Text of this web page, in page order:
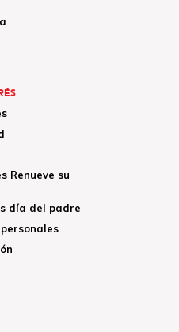
Renueve su
día del padre